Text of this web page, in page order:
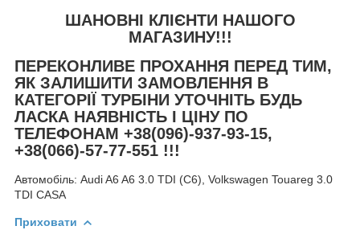
ШАНОВНІ КЛІЄНТИ НАШОГО
МАГАЗИНУ!!!
ПЕРЕКОНЛИВЕ ПРОХАННЯ ПЕРЕД ТИМ,
ЯК ЗАЛИШИТИ ЗАМОВЛЕННЯ В
КАТЕГОРІЇ ТУРБІНИ УТОЧНІТЬ БУДЬ
ЛАСКА НАЯВНІСТЬ І ЦІНУ ПО
ТЕЛЕФОНАМ +38(096)-937-93-15,
+38(066)-57-77-551 !!!
Автомобіль: Audi A6 A6 3.0 TDI (C6), Volkswagen Touareg 3.0
TDI CASA
Приховати